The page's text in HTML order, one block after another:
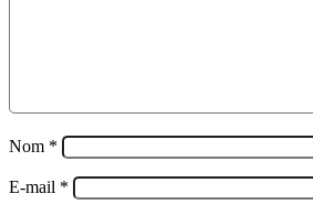
Nom *
E-mail *